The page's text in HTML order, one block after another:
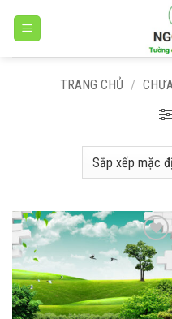
TRANG CHỦ /
Add to
wishlist